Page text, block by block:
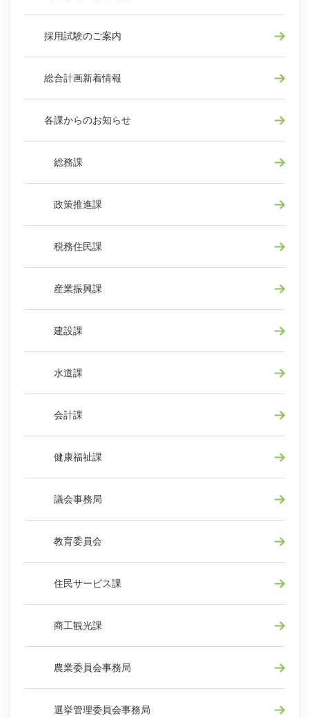
採用試験のご案内
総合計画新着情報
各課からのお知らせ
総務課
政策推進課
税務住民課
産業振興課
建設課
水道課
会計課
健康福祉課
議会事務局
教育委員会
住民サービス課
商工観光課
農業委員会事務局
選挙管理委員会事務局